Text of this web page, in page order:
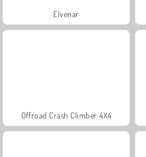
Elvenar
Offroad Crash Climber 4X4